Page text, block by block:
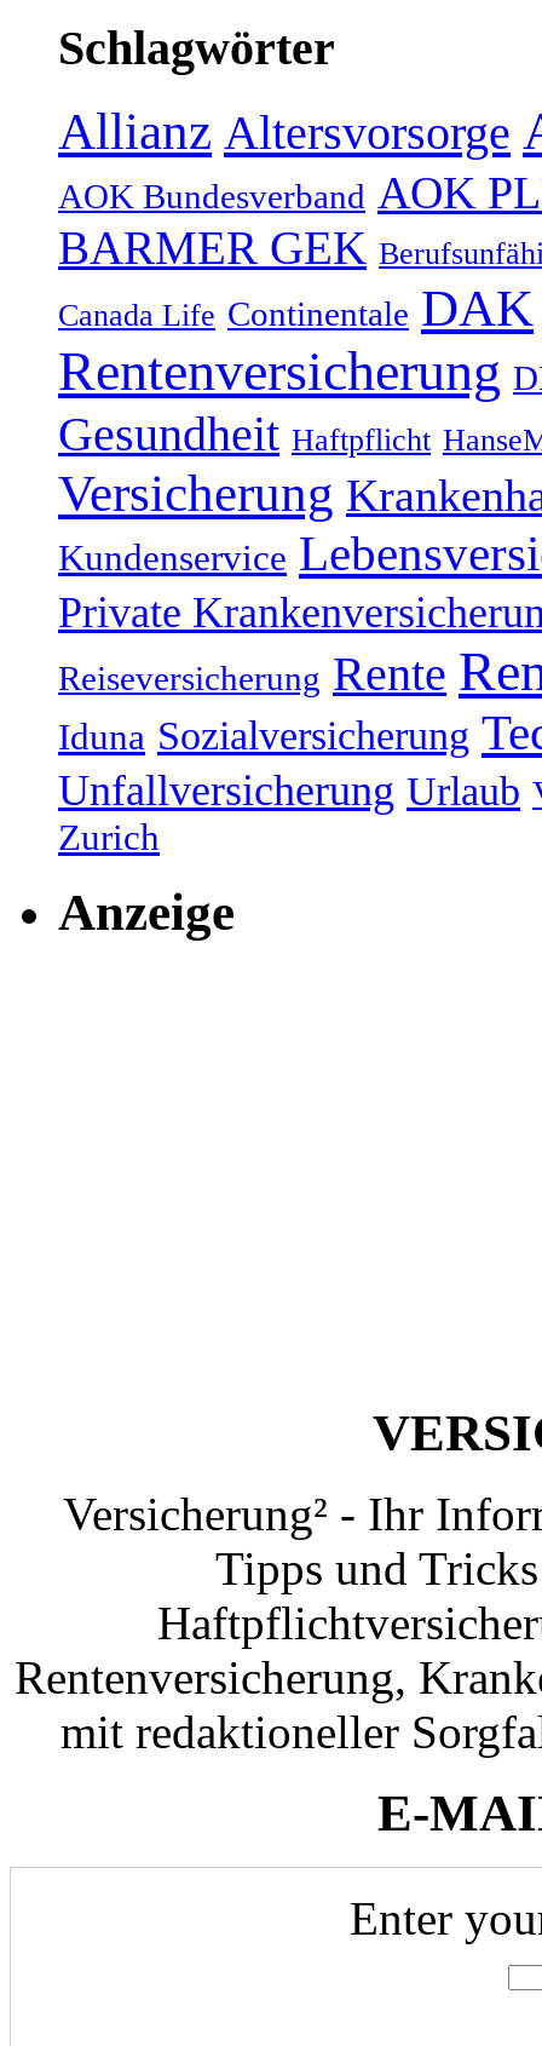
Schlagwörter
Allianz Altersvorsorge
AOK Bundesverband AOK
BARMER GEK
Canada Life Continentale DAK
Rentenversicherung
Gesundheit Haftpflicht
Versicherung
Kundenservice
Private
Reiseversicherung Rente
Iduna Sozialversicherung
Unfallversicherung Urlaub
Zurich
Anzeige
Versicherung² - Ihr
Tipps und
Rentenversicherung,
mit redaktioneller
E-
Enter